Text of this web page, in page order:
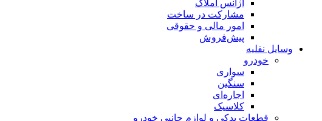
آژانس املاک
مشارکت در ساخت
امور مالی و حقوقی
پیش‌فروش
وسایل نقلیه
خودرو
سواری
سنگین
اجاره‌ای
کلاسیک
قطعات یدکی و لوازم جانبی خودرو